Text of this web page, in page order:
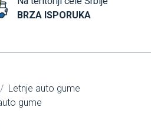
BRZA ISPORUKA
Letnje auto gume
gume